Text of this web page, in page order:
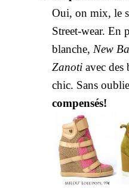
Oui, on mix, le
Street-wear. En
blanche, New
Zanoti avec des
chic. Sans
compensés!